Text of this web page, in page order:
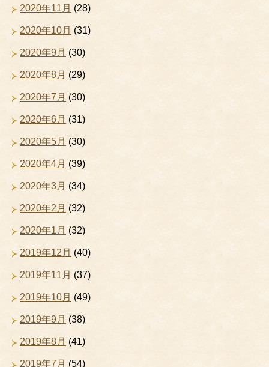
2020年11月 (28)
2020年10月 (31)
2020年9月 (30)
2020年8月 (29)
2020年7月 (30)
2020年6月 (31)
2020年5月 (30)
2020年4月 (39)
2020年3月 (34)
2020年2月 (32)
2020年1月 (32)
2019年12月 (40)
2019年11月 (37)
2019年10月 (49)
2019年9月 (38)
2019年8月 (41)
2019年7月 (54)